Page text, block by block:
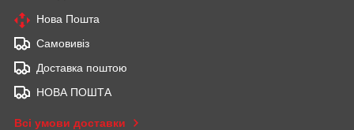
Нова Пошта
Самовивіз
Доставка поштою
НОВА ПОШТА
Всі умови доставки